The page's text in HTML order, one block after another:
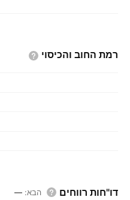
רמת החוב והכיסוי
דו"חות רווחים הבא:
—